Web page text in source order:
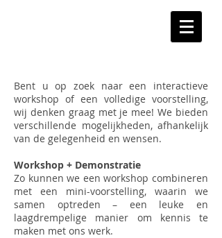
Bent u op zoek naar een interactieve
workshop of een volledige voorstelling,
wij denken graag met je mee! We bieden
verschillende mogelijkheden, afhankelijk
van de gelegenheid en wensen.
Workshop + Demonstratie
Zo kunnen we een workshop combineren
met een mini-voorstelling, waarin we
samen optreden – een leuke en
laagdrempelige manier om kennis te
maken met ons werk.